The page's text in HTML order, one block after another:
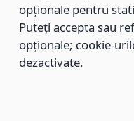
furnizate în cadrul
Adăpost, pentru anul
Aprobarea
opționale pentru
Puteți accepta sau
opționale; cookie-
dezactivate.